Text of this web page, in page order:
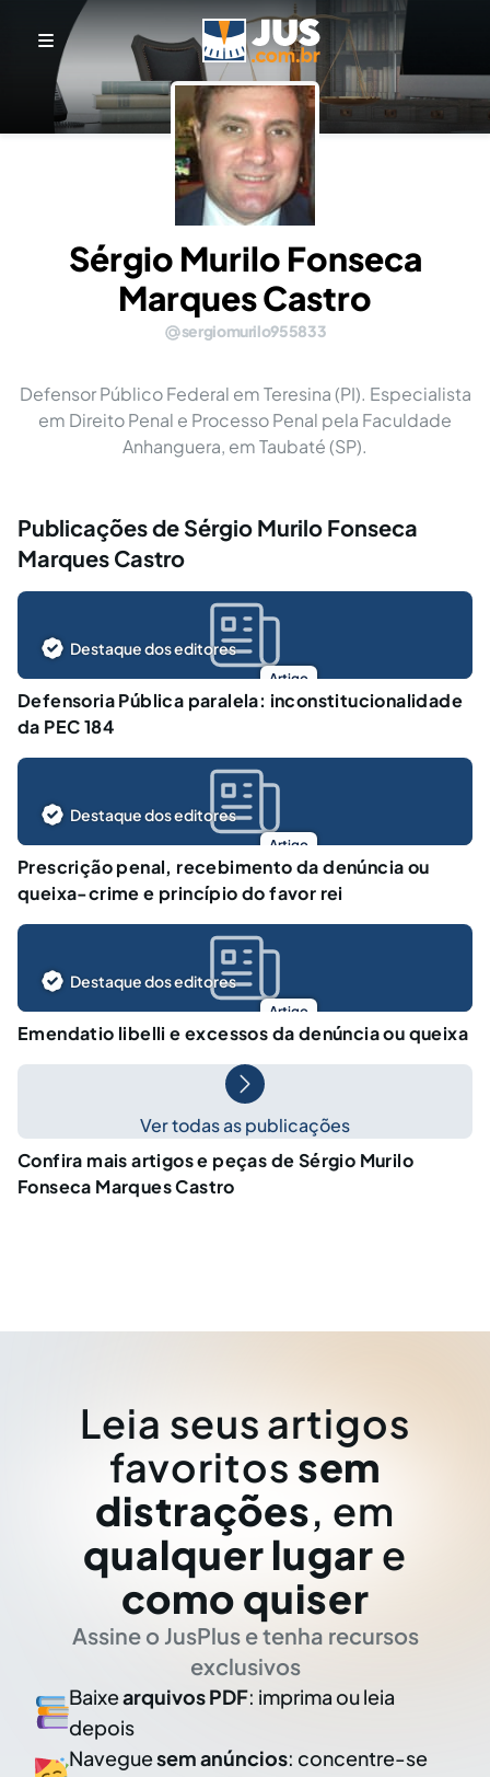
Sérgio Murilo Fonseca
Marques Castro
sergiomurilo955833
Defensor Público Federal em Teresina (PI). Especialista
em Direito Penal e Processo Penal pela Faculdade
Anhanguera, em Taubaté (SP).
Publicações de Sérgio Murilo Fonseca
Marques Castro
Artigo
Destaque dos editores
Defensoria Pública paralela: inconstitucionalidade
da PEC 184
Artigo
Destaque dos editores
Prescrição penal, recebimento da denúncia ou
queixa-crime e princípio do favor rei
Artigo
Destaque dos editores
Emendatio libelli e excessos da denúncia ou queixa
Ver todas as publicações
Confira mais artigos e peças de Sérgio Murilo
Fonseca Marques Castro
Leia seus artigos
favoritos sem
distrações, em
qualquer lugar e
como quiser
Assine o JusPlus e tenha recursos
exclusivos
Baixearquivos PDF: imprima ou leia
depois
Naveguesem anúncios: concentre-se